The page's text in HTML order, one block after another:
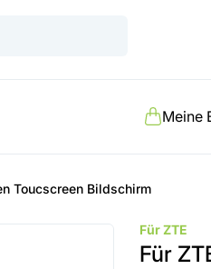
Meine
Toucscreen Bildschirm
Für ZTE
Für